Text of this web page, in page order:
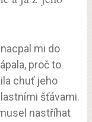
mi do
proč to
chuť jeho
šťávami.
nastříhat